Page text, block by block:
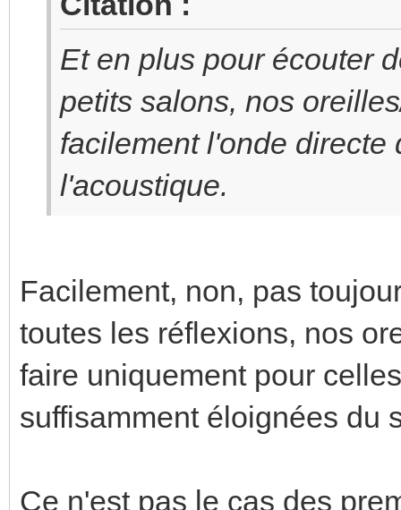
Et en plus pour écouter
petits salons, nos
facilement l'onde directe
l'acoustique.
Facilement, non, pas
toutes les réflexions, nos
faire uniquement pour
suffisamment éloignées du
Ce n'est pas le cas des